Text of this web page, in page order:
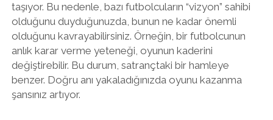
taşıyor. Bu nedenle, bazı futbolcuların “vizyon” sahibi
olduğunu duyduğunuzda, bunun ne kadar önemli
olduğunu kavrayabilirsiniz. Örneğin, bir futbolcunun
anlık karar verme yeteneği, oyunun kaderini
değiştirebilir. Bu durum, satrançtaki bir hamleye
benzer. Doğru anı yakaladığınızda oyunu kazanma
şansınız artıyor.